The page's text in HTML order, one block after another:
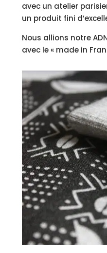
avec un atelier
un produit fini
Nous allions notre
avec le « made in